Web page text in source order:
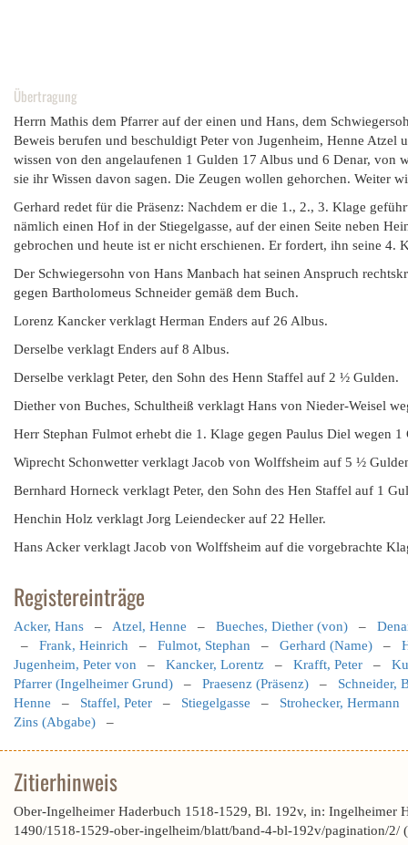
Übertragung
Herrn Mathis dem Pfarrer auf der einen und Hans, dem
Beweis berufen und beschuldigt Peter von Jugenheim, Henne Atzel
wissen von den angelaufenen 1 Gulden 17 Albus und 6 Denar, von
sie ihr Wissen davon sagen. Die Zeugen wollen gehorchen. Weiter
Gerhard redet für die Präsenz: Nachdem er die 1., 2., 3. Klage
nämlich einen Hof in der Stiegelgasse, auf der einen Seite neben
gebrochen und heute ist er nicht erschienen. Er fordert, ihn seine 4.
Der Schwiegersohn von Hans Manbach hat seinen Anspruch
gegen Bartholomeus Schneider gemäß dem Buch.
Lorenz Kancker verklagt Herman Enders auf 26 Albus.
Derselbe verklagt Enders auf 8 Albus.
Derselbe verklagt Peter, den Sohn des Henn Staffel auf 2 ½ Gulden.
Diether von Buches, Schultheiß verklagt Hans von Nieder-Weisel
Herr Stephan Fulmot erhebt die 1. Klage gegen Paulus Diel wegen
Wiprecht Schonwetter verklagt Jacob von Wolffsheim auf 5 ½
Bernhard Horneck verklagt Peter, den Sohn des Hen Staffel auf 1
Henchin Holz verklagt Jorg Leiendecker auf 22 Heller.
Hans Acker verklagt Jacob von Wolffsheim auf die vorgebrachte
Registereinträge
Acker, Hans – Atzel, Henne – Bueches, Diether (von) –
– Frank, Heinrich – Fulmot, Stephan – Gerhard (Name) –
Jugenheim, Peter von – Kancker, Lorentz – Krafft, Peter –
Pfarrer (Ingelheimer Grund) – Praesenz (Präsenz) – Schneider,
Henne – Staffel, Peter – Stiegelgasse – Strohecker, Hermann
Zins (Abgabe) –
Zitierhinweis
Ober-Ingelheimer Haderbuch 1518-1529, Bl. 192v, in: Ingelheimer
1490/1518-1529-ober-ingelheim/blatt/band-4-bl-192v/pagination/2/